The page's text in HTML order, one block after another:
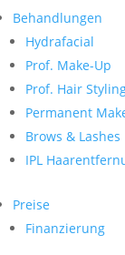
Behandlungen
Hydrafacial
Prof. Make-Up
Prof. Hair
Permanent
Brows & Lashes
IPL
Preise
Finanzierung
nach:
Neueste
Archiv
Kategorien
Keine
Meta
Anmelden
Feed der
WordPress.org
Search